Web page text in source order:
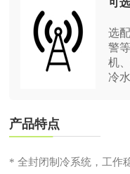
选
警
机
冷
产品特点
* 全封闭制冷系统，工作